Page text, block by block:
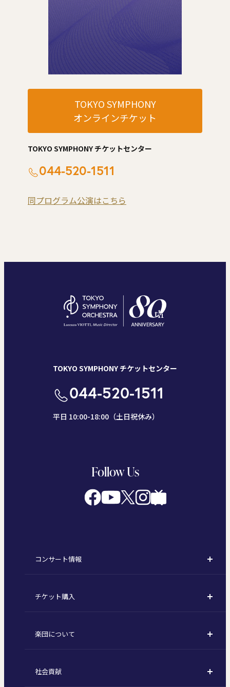
TOKYO SYMPHONY
オンラインチケット
TOKYO SYMPHONY チケットセンター
044-520-1511
同プログラム公演はこちら
TOKYO SYMPHONY チケットセンター
044-520-1511
平日 10:00-18:00（土日祝休み）
Follow Us
コンサート情報
定期演奏会
東京オペラシティシリーズ
特別演奏会など
チケット購入
定期会員券 / セット券
1回券
楽団について
東京交響楽団とは
社会貢献